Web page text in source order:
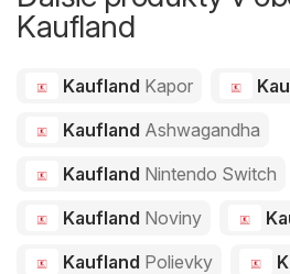
Kaufland
Kaufland Kapor
Kaufland Ashwagandha
Kaufland Nintendo Switch
Kaufland Noviny
Kaufland Polievky